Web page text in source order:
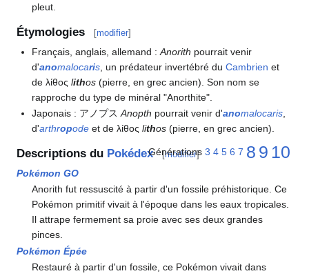
pleut.
Étymologies [modifier]
Français, anglais, allemand :Anorith pourrait venir
d'anomalocaris , un prédateur invertébré duCambrien et
de λίθοςlithos (pierre, en grec ancien). Son nom se
rapproche du type de minéral "Anorthite".
Japonais : アノプスAnopth pourrait venir d'anomalocaris
d'arthropode et de λίθοςlithos (pierre, en grec ancien).
Descriptions du Pokédex [modifier]
Générations 3 4 5 6 7 8 9 10
Pokémon GO
Anorith fut ressuscité à partir d'un fossile préhistorique. Ce
Pokémon primitif vivait à l'époque dans les eaux tropicales.
Il attrape fermement sa proie avec ses deux grandes
pinces.
Pokémon Épée
Restauré à partir d'un fossile, ce Pokémon vivait dans